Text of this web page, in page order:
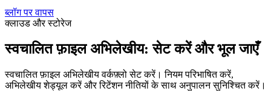
ब्लॉग पर वापस
क्लाउड और स्टोरेज
स्वचालित फ़ाइल अभिलेखीय: सेट करें और भूल जाएँ
स्वचालित फ़ाइल अभिलेखीय वर्कफ़्लो सेट करें। नियम परिभाषित करें,
अभिलेखीय शेड्यूल करें और रिटेंशन नीतियों के साथ अनुपालन सुनिश्चित करें।